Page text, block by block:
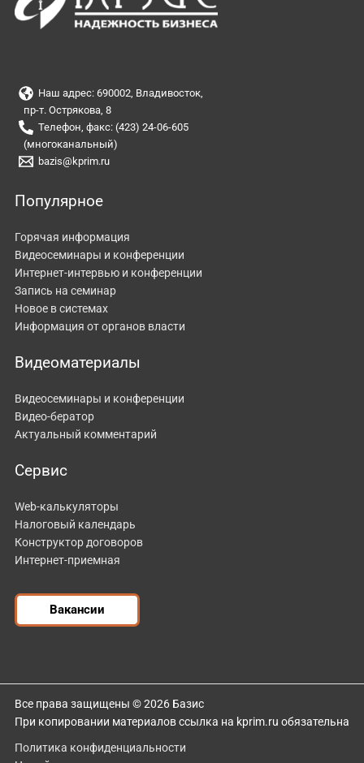
Наш адрес: 690002, Владивосток,
пр-т. Острякова, 8
Телефон, факс: (423) 24-06-605
(многоканальный)
bazis@kprim.ru
Популярное
Горячая информация
Видеосеминары и конференции
Интернет-интервью и конференции
Запись на семинар
Новое в системах
Информация от органов власти
Видеоматериалы
Видеосеминары и конференции
Видео-бератор
Актуальный комментарий
Сервис
Web-калькуляторы
Налоговый календарь
Конструктор договоров
Интернет-приемная
Вакансии
Все права защищены © 2026 Базис
При копировании материалов ссылка на kprim.ru обязательна
Политика конфиденциальности